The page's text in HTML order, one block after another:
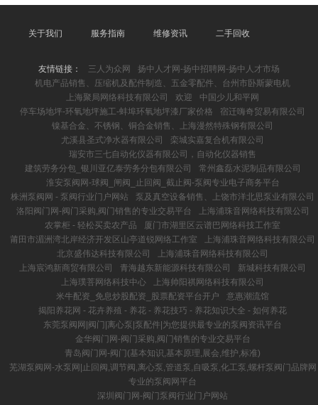
关于我们 服务指南 维修资讯 二手回收
友情链接： 三人为众网
扬中人才网-扬中招聘网-扬中人才市场
机电产品销售、压缩机及配件制造、五金零配件、台州市卧斯蒙电机
上海聚局网络科技有限公司
欢迎
中国少儿和平网
停车场地坪-环氧地坪施工-蚌埠环氧地坪漆厂家价格
宿迁嗨奇贸易有限公司
镍基合金、不锈钢、铜合金销售、上海漫然特殊钢有限公司
尤溪县圣式净水器有限公司
栾城实嘉复合机有限公司
瑞安市三七自动化仪器有限公司，自动化仪器销售
建筑劳务分包_银川亚亿泰劳务分包有限公司
常州鑫磊水泥制品有限公司
淮安泵阀网-球阀_闸阀_止回阀_截止阀-泵阀专业电子商务平台
株洲泵阀网 - 泵阀行业门户网站
泵及真空设备销售、上饶市洋北思泵业有限公司
洛阳阀门网-阀门采购,阀门销售的专业交易平台
上海浦珠音网络科技有限公司
农掌柜 - 轻松买卖农产品
厦门市湖里区云谱巴网络科技工作室
莆田市湄洲湾北岸经济开发区山亭道锐网络工作室
上海浦珠音网络科技有限公司
北京盛伟达科技有限公司
上海浦珠音网络科技有限公司
上海宸鸿新商贸有限公司
青海越东新能源科技有限公司
新城科技有限公司
上海璞菩网络科技中心
上海帅阳祺网络科技有限公司
米牛配资_免息炒股配资_股票配资平台开户
意惠潮流馆
揭阳养花网 - 花卉养殖 - 养花 - 养花技巧 - 养花知识大全 - 如何养花
东莞泵阀网|阀门|离心泵|泵配件|为您提供最专业的泵阀资讯平台
金华阀门网-阀门采购,阀门销售的专业交易平台
青岛阀门网-阀门(基本知识,基本原理,展会,维护,标准)
芜湖泵阀网-水泵网|止回阀,调节阀,离心泵,管道泵,自吸泵,化工泵,螺杆泵阀门品牌网
专业的泵阀网平台
深圳阀门网-阀门泵阀行业门户网站